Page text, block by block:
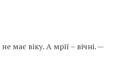
має віку. А мрії – вічні. —